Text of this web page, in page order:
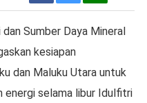
Sumber Daya Mineral
kesiapan
dan Maluku Utara untuk
energi selama libur Idulfitri